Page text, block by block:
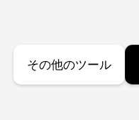
その他のツール